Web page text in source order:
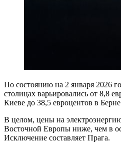
По состоянию на 2 января 2026
столицах варьировались от 8,8
Киеве до 38,5 евроцентов в
В целом, цены на
Восточной Европы ниже, чем в
Исключение составляет Прага.